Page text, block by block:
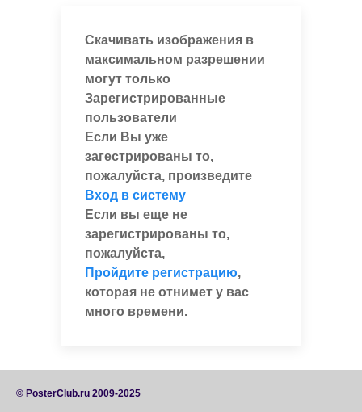
Скачивать изображения в
максимальном разрешении
могут только
Зарегистрированные
пользователи
Если Вы уже
загестрированы то,
пожалуйста, произведите
Вход в систему
Если вы еще не
зарегистрированы то,
пожалуйста,
Пройдите регистрацию,
которая не отнимет у вас
много времени.
© PosterClub.ru 2009-2025